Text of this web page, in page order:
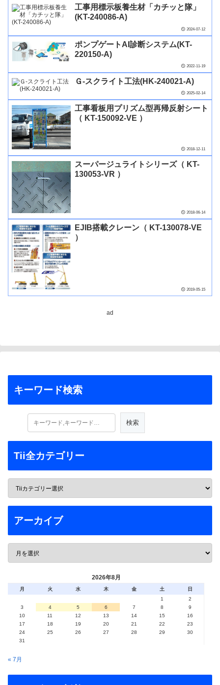
工事用標示板養生材「カチッと隊」
(KT-240086-A)
2024-07-12
ポンプゲートAI診断システム(KT-
220150-A)
2022-11-19
Ｇ-スクライト工法(HK-240021-A)
2025-02-14
工事看板用プリズム型再帰反射シート
（ KT-150092-VE ）
2018-12-11
スーパージュライトシリーズ（ KT-
130053-VR ）
2018-06-14
EJIB搭載クレーン（ KT-130078-VE
）
2019-05-15
ad
キーワード検索
Tii全カテゴリー
アーカイブ
2026年8月
月 火 水 木 金 土
日
1
2
3
4 5 6 7 8
9
10
11 12 13 14 15
16
17
18 19 20 21 22
23
24
25 26 27 28 29
30
31
« 7月